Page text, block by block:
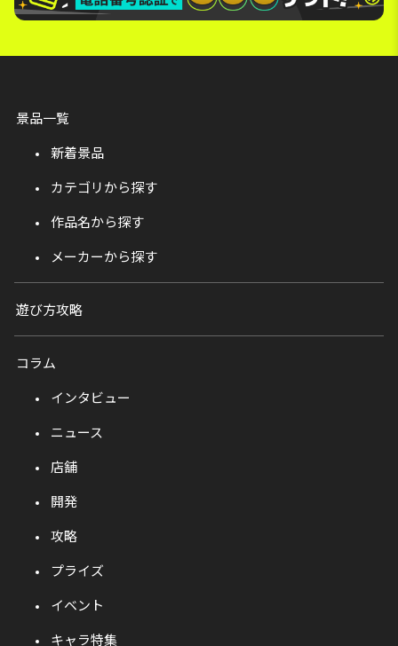
景品一覧
新着景品
カテゴリから探す
作品名から探す
メーカーから探す
遊び方攻略
コラム
インタビュー
ニュース
店舗
開発
攻略
プライズ
イベント
キャラ特集